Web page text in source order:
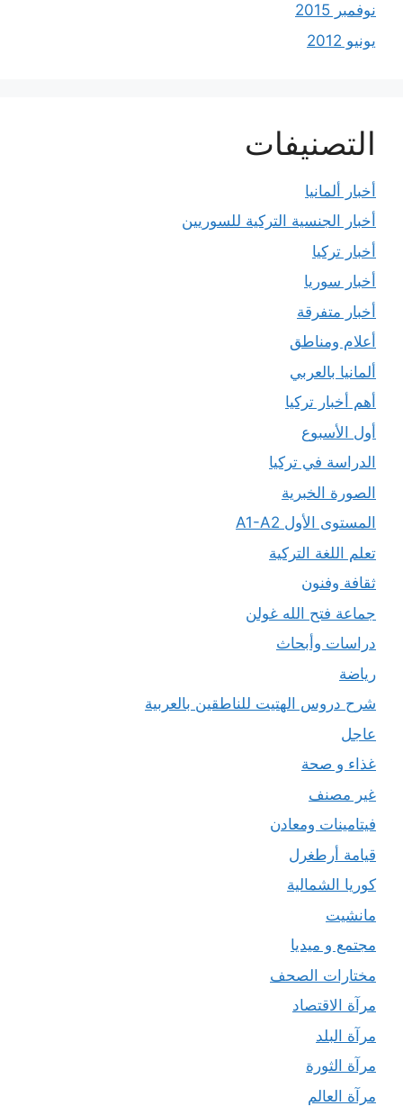
نوفمبر 2015
يونيو 2012
التصنيفات
أخبار ألمانيا
أخبار الجنسية التركية للسوريين
أخبار تركيا
أخبار سوريا
أخبار متفرقة
أعلام ومناطق
ألمانيا بالعربي
أهم أخبار تركيا
أول الأسبوع
الدراسة في تركيا
الصورة الخبرية
المستوى الأول A1-A2
تعلم اللغة التركية
ثقافة وفنون
جماعة فتح الله غولن
دراسات وأبحاث
رياضة
شرح دروس الهتيت للناطقين بالعربية
عاجل
غذاء و صحة
غير مصنف
فيتامينات ومعادن
قيامة أرطغرل
كوريا الشمالية
مانشيت
مجتمع و ميديا
مختارات الصحف
مرآة الاقتصاد
مرآة البلد
مرآة الثورة
مرآة العالم